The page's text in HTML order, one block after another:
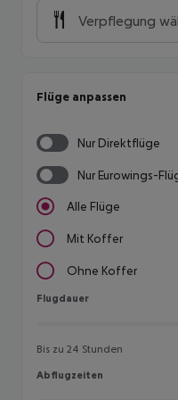
Verpflegung
Flüge anpassen
Nur Direktflüge
Nur Eurowings-
Alle Flüge
Mit Koffer
Ohne Koffer
Flugdauer
Flugdauer
Bis zu 24 Stunden
Abflugzeiten
Abflugzeiten